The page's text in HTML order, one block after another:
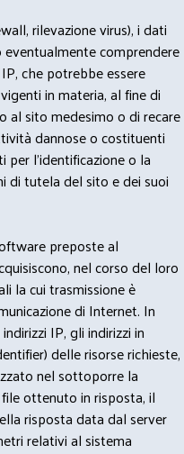
rilevazione virus), i dati
comprendere
che potrebbe essere
in materia, al fine di
al sito medesimo o di recare
dannose o costituenti
per l'identificazione o la
di tutela del sito e dei suoi
preposte al
nel corso del loro
la cui trasmissione è
di Internet. In
IP, gli indirizzi in
delle risorse richieste,
nel sottoporre la
ottenuto in risposta, il
risposta data dal server
relativi al sistema